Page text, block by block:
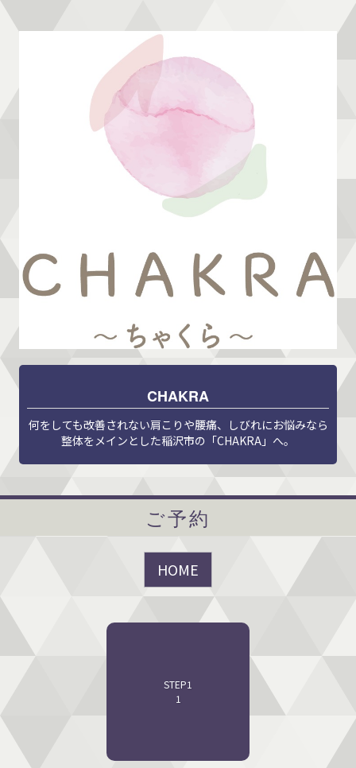
CHAKRA
何をしても改善されない肩こりや腰痛、しびれにお悩みなら
整体をメインとした稲沢市の「CHAKRA」へ。
ご予約
STEP1
1